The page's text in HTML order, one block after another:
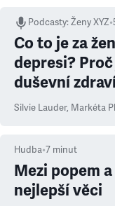
Podcasty:Ženy XYZ•
Co to je za
depresi?
duševní
Silvie Lauder, Markéta
Hudba•7 minut
Mezi popem
nejlepší věci